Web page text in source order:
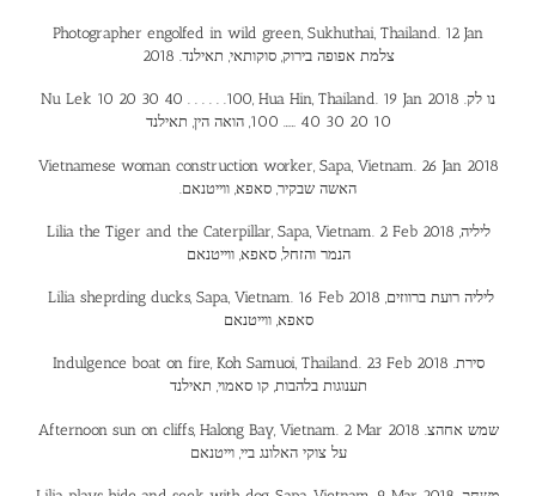
Photographer engolfed in wild green, Sukhuthai, Thailand. 12 Jan
2018 .צלמת אפופה בירוק, סוקותאי, תאילנד
Nu Lek 10 20 30 40 . . . . . .100, Hua Hin, Thailand. 19 Jan 2018 .נו לק
10 20 30 40 …… 100, הואה הין, תאילנד
Vietnamese woman construction worker, Sapa, Vietnam. 26 Jan 2018
.האשה שבקיר, סאפא, ווייטנאם
Lilia the Tiger and the Caterpillar, Sapa, Vietnam. 2 Feb 2018 ליליה,
הנמר והזחל, סאפא, ווייטנאם
Lilia sheprding ducks, Sapa, Vietnam. 16 Feb 2018 ליליה רועת ברווזים,
סאפא, ווייטנאם
Indulgence boat on fire, Koh Samuoi, Thailand. 23 Feb 2018 .סירת
תענוגות בלהבות, קו סאמוי, תאילנד
Afternoon sun on cliffs, Halong Bay, Vietnam. 2 Mar 2018 .שמש אחהצ
על צוקי האלונג ביי, וייטנאם